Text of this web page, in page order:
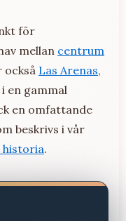
för
mellan centrum
också Las Arenas,
en gammal
en omfattande
beskrivs i vår
historia.